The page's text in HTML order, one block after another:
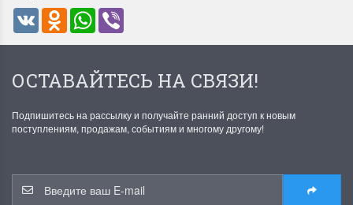
!! СКИДКА 20% ‼️ с 1 до 3 июня в
честь первого летнего дня
Чудетство...
ПОДРОБНЕЕ
1 июня 2024 11:29
Спешите купить...
ПОДРОБНЕЕ
22 мая 2024 13:01
VK Odnoklassniki
WhatsApp
ОСТАВАЙТЕСЬ НА СВЯЗИ!
Подпишитесь на рассылку и получайте ранний доступ к новым
поступлениям, продажам, событиям и многому другому!